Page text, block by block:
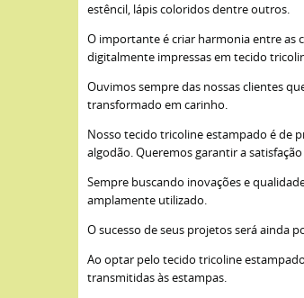
estêncil, lápis coloridos dentre outros.
O importante é criar harmonia entre as
digitalmente impressas em tecido
Ouvimos sempre das nossas clientes
transformado em carinho.
Nosso tecido tricoline estampado é de
algodão. Queremos garantir a
Sempre buscando inovações e
amplamente utilizado.
O sucesso de seus projetos será ainda
Ao optar pelo tecido tricoline
transmitidas às estampas.